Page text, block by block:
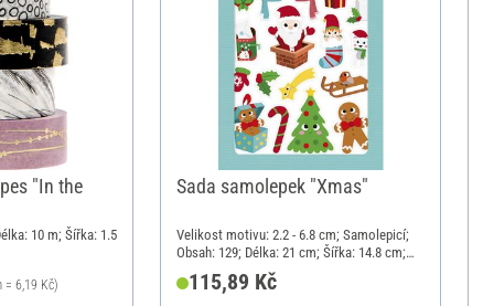
"In the
10 m; Šířka: 1.5
= 6,19 Kč)
Sada samolepek "Xmas"
Velikost motivu: 2.2 - 6.8 cm; Samolepicí;
Obsah: 129; Délka: 21 cm; Šířka: 14.8 cm;
115,89 Kč